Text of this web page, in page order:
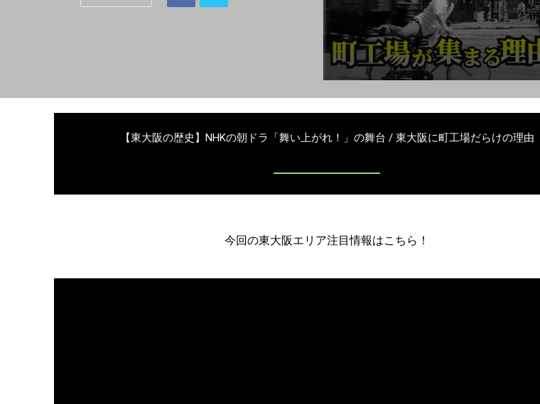
【東大阪の歴史】NHKの朝ドラ「舞い上がれ！」の舞台 / 東大阪に町工場だらけの理由
今回の東大阪エリア注目情報はこちら！